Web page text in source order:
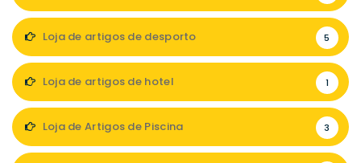
Loja de artigos de desporto 5
Loja de artigos de hotel 1
Loja de Artigos de Piscina 3